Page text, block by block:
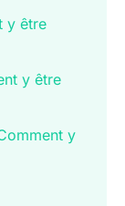
y être
y être
y